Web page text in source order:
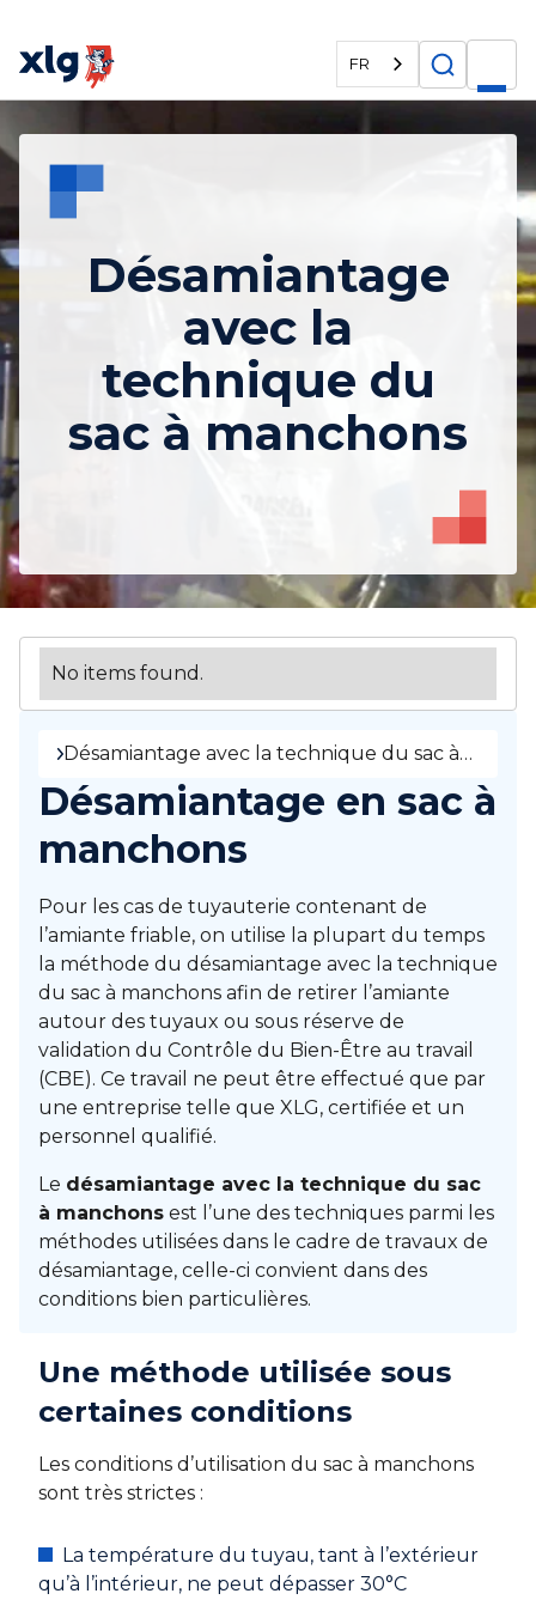
FR
Désamiantage
avec la
technique du
sac à manchons
No items found.
Désamiantage avec la technique du sac à
manchons
Désamiantage en sac à
manchons
Pour les cas de tuyauterie contenant de
l’amiante friable, on utilise la plupart du temps
la méthode du désamiantage avec la technique
du sac à manchons afin de retirer l’amiante
autour des tuyaux ou sous réserve de
validation du Contrôle du Bien-Être au travail
(CBE). Ce travail ne peut être effectué que par
une entreprise telle que XLG, certifiée et un
personnel qualifié.
Le désamiantage avec la technique du sac
à manchons est l’une des techniques parmi les
méthodes utilisées dans le cadre de travaux de
désamiantage, celle-ci convient dans des
conditions bien particulières.
Une méthode utilisée sous
certaines conditions
Les conditions d’utilisation du sac à manchons
sont très strictes :
La température du tuyau, tant à l’extérieur
qu’à l’intérieur, ne peut dépasser 30°C